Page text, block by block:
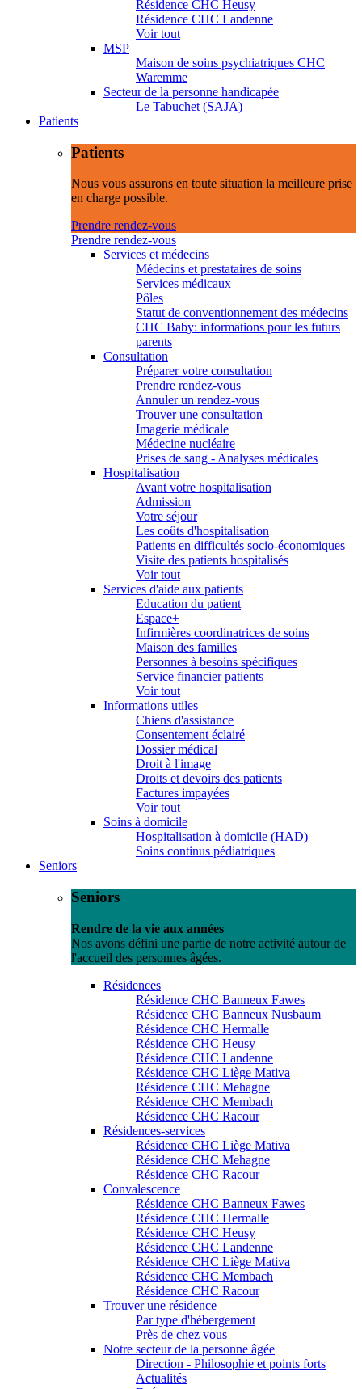
Résidence CHC Heusy
Résidence CHC Landenne
Voir tout
MSP
Maison de soins psychiatriques CHC
Waremme
Secteur de la personne handicapée
Le Tabuchet (SAJA)
Patients
Patients
Nous vous assurons en toute situation la meilleure prise
en charge possible.
Prendre rendez-vous
Prendre rendez-vous
Services et médecins
Médecins et prestataires de soins
Services médicaux
Pôles
Statut de conventionnement des médecins
CHC Baby: informations pour les futurs
parents
Consultation
Préparer votre consultation
Prendre rendez-vous
Annuler un rendez-vous
Trouver une consultation
Imagerie médicale
Médecine nucléaire
Prises de sang - Analyses médicales
Hospitalisation
Avant votre hospitalisation
Admission
Votre séjour
Les coûts d'hospitalisation
Patients en difficultés socio-économiques
Visite des patients hospitalisés
Voir tout
Services d'aide aux patients
Education du patient
Espace+
Infirmières coordinatrices de soins
Maison des familles
Personnes à besoins spécifiques
Service financier patients
Voir tout
Informations utiles
Chiens d'assistance
Consentement éclairé
Dossier médical
Droit à l'image
Droits et devoirs des patients
Factures impayées
Voir tout
Soins à domicile
Hospitalisation à domicile (HAD)
Soins continus pédiatriques
Seniors
Seniors
Rendre de la vie aux années
Nos avons défini une partie de notre activité autour de
l'accueil des personnes âgées.
Résidences
Résidence CHC Banneux Fawes
Résidence CHC Banneux Nusbaum
Résidence CHC Hermalle
Résidence CHC Heusy
Résidence CHC Landenne
Résidence CHC Liège Mativa
Résidence CHC Mehagne
Résidence CHC Membach
Résidence CHC Racour
Résidences-services
Résidence CHC Liège Mativa
Résidence CHC Mehagne
Résidence CHC Racour
Convalescence
Résidence CHC Banneux Fawes
Résidence CHC Hermalle
Résidence CHC Heusy
Résidence CHC Landenne
Résidence CHC Liège Mativa
Résidence CHC Membach
Résidence CHC Racour
Trouver une résidence
Par type d'hébergement
Près de chez vous
Notre secteur de la personne âgée
Direction - Philosophie et points forts
Actualités